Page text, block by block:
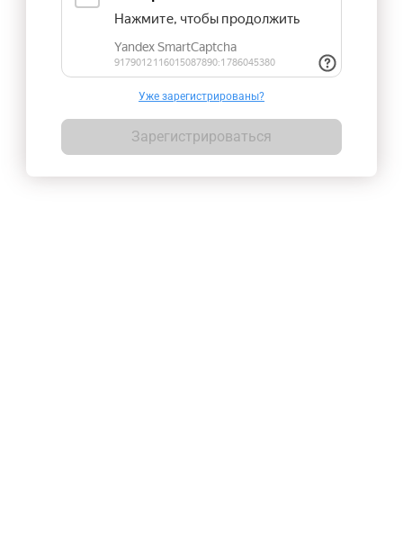
Уже зарегистрированы?
Зарегистрироваться